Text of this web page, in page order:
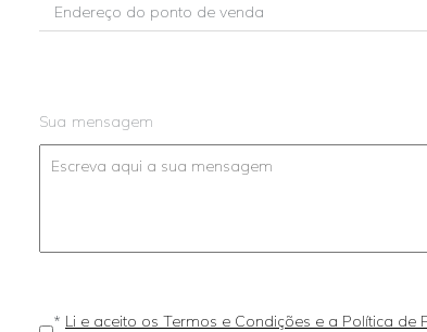
Sua mensagem
* Li e aceito os Termos e Condições e a Política de